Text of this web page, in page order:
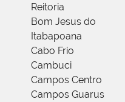
Reitoria
Bom Jesus do
Itabapoana
Cabo Frio
Cambuci
Campos Centro
Campos Guarus